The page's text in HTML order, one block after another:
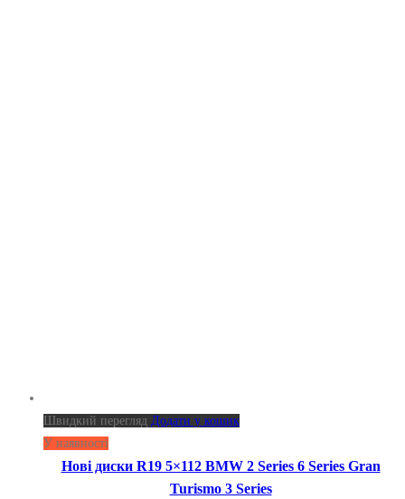
Швидкий перегляд Додати у кошик
У наявності
Нові диски R19 5×112 BMW 2 Series 6 Series Gran
Turismo 3 Series